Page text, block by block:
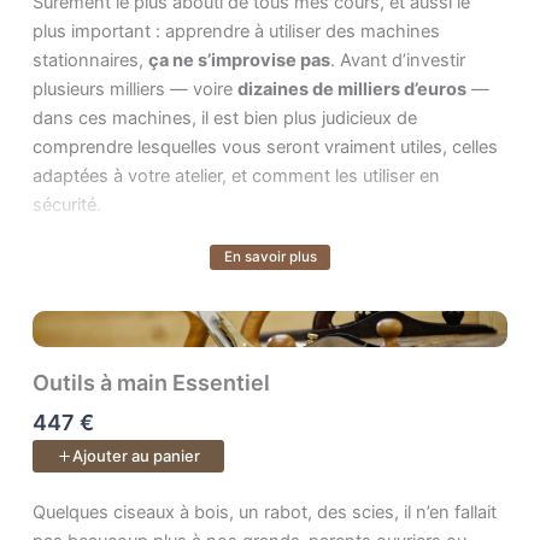
utiliser guides, entraîneurs et porte-outils,
régler et entretenir la machine,
profiler droit ou courbe avec précision,
produire tenons, mortaises, bouvetages,
rainures, entures, faux languettes et profils
complexes.
Objectif : transformer une machine intimidante en un outil
fiable et précis, au service de vos plus beaux projets en
bois — comme un professionnel.
Un cours de 35 vidéos.
plus important : apprendre à utiliser des machines
stationnaires,ça ne s’improvise pas. Avant d’investir
plusieurs milliers — voiredizaines de milliers d’euros —
dans ces machines, il est bien plus judicieux de
comprendre lesquelles vous seront vraiment utiles, celles
adaptées à votre atelier, et comment les utiliser en
sécurité.
approche amateur, la rigueur des résultats d’un
professionnel, et la clarté nécessaire pour faire les bons
choix d’équipement.
À travers 74 leçons progressives, vous apprenez :
immédiatement,
En savoir plus
Outils à main Essentiel
447 €
Ajouter au panier
Quelques ciseaux à bois, un rabot, des scies, il n’en fallait
Quelques ciseaux à bois, un rabot, des scies, il n’en fallait